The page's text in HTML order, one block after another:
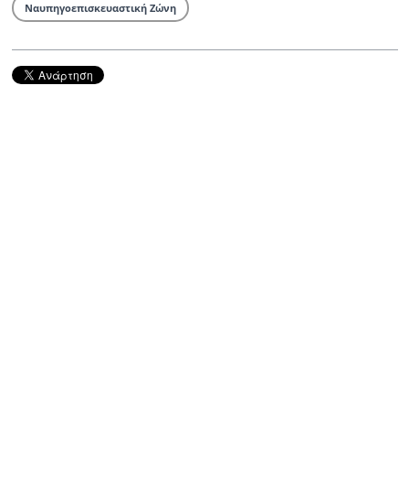
Ναυπηγοεπισκευαστική Ζώνη